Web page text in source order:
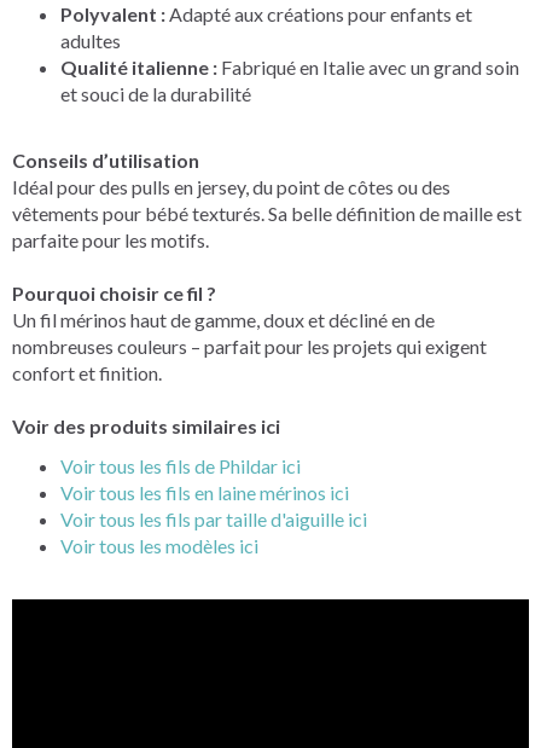
Polyvalent : Adapté aux créations pour enfants et
adultes
Qualité italienne : Fabriqué en Italie avec un grand soin
et souci de la durabilité
Conseils d’utilisation
Idéal pour des pulls en jersey, du point de côtes ou des
vêtements pour bébé texturés. Sa belle définition de maille est
parfaite pour les motifs.
Pourquoi choisir ce fil ?
Un fil mérinos haut de gamme, doux et décliné en de
nombreuses couleurs – parfait pour les projets qui exigent
confort et finition.
Voir des produits similaires ici
Voir tous les fils de Phildar ici
Voir tous les fils en laine mérinos ici
Voir tous les fils par taille d'aiguille ici
Voir tous les modèles ici